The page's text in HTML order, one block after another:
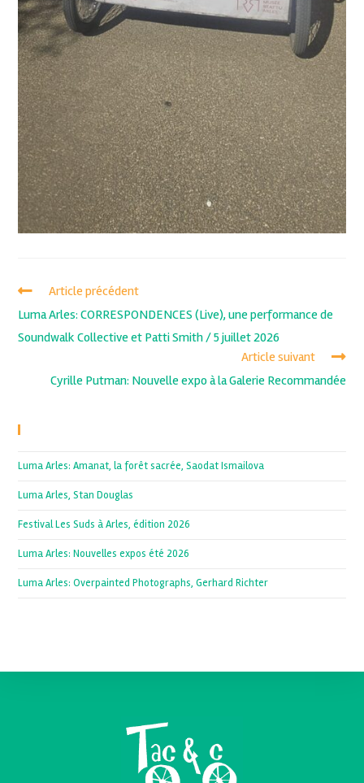
Article précédent
Luma Arles: CORRESPONDENCES (Live), une performance de
Soundwalk Collective et Patti Smith / 5 juillet 2026
Article suivant
Cyrille Putman: Nouvelle expo à la Galerie Recommandée
Luma Arles: Amanat, la forêt sacrée, Saodat Ismailova
Luma Arles, Stan Douglas
Festival Les Suds à Arles, édition 2026
Luma Arles: Nouvelles expos été 2026
Luma Arles: Overpainted Photographs, Gerhard Richter